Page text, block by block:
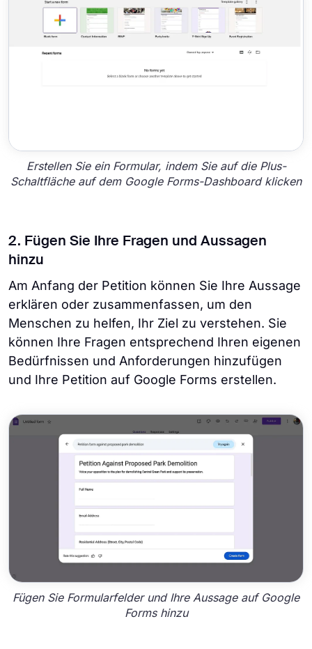
Erstellen Sie ein Formular, indem Sie auf die Plus-
Schaltfläche auf dem Google Forms-Dashboard klicken
2. Fügen Sie Ihre Fragen und Aussagen
hinzu
Am Anfang der Petition können Sie Ihre Aussage
erklären oder zusammenfassen, um den
Menschen zu helfen, Ihr Ziel zu verstehen. Sie
können Ihre Fragen entsprechend Ihren eigenen
Bedürfnissen und Anforderungen hinzufügen
und Ihre Petition auf Google Forms erstellen.
Fügen Sie Formularfelder und Ihre Aussage auf Google
Forms hinzu